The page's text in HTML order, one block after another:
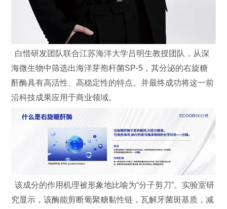
白惜研发团队联合江苏海洋大学吕明生教授团队，从深
海微生物中筛选出海洋芽孢杆菌SP-5，其分泌的右旋糖
酐酶具有高活性、高稳定性的特点。并最终成功将这一前
沿科技成果应用于商业领域。
该成分的作用机理被形象地比喻为“分子剪刀”。实验室研
究显示，该酶能剪断葡聚糖黏性链，瓦解牙菌斑基质，减